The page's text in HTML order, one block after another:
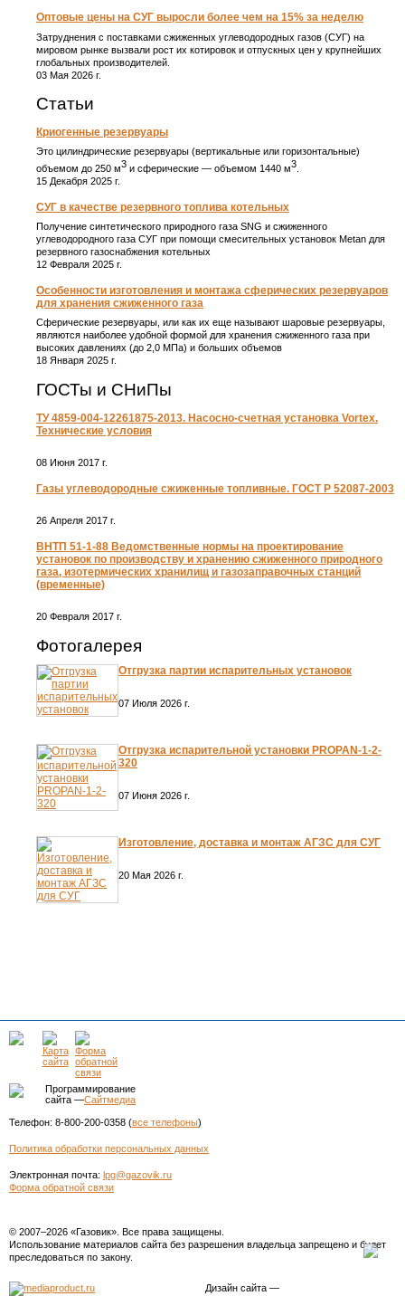
Оптовые цены на СУГ выросли более чем на 15% за неделю
Затруднения с поставками сжиженных углеводородных газов (СУГ) на
мировом рынке вызвали рост их котировок и отпускных цен у крупнейших
глобальных производителей.
03 Мая 2026 г.
Статьи
Криогенные резервуары
Это цилиндрические резервуары (вертикальные или горизонтальные)
объемом до 250 м3 и сферические ― объемом 1440 м3
15 Декабря 2025 г.
СУГ в качестве резервного топлива котельных
Получение синтетического природного газа SNG и сжиженного
углеводородного газа СУГ при помощи смесительных установок Metan для
резервного газоснабжения котельных
12 Февраля 2025 г.
Особенности изготовления и монтажа сферических резервуаров
для хранения сжиженного газа
Сферические резервуары, или как их еще называют шаровые резервуары,
являются наиболее удобной формой для хранения сжиженного газа при
высоких давлениях (до 2,0 МПа) и больших объемов
18 Января 2025 г.
ГОСТы и СНиПы
ТУ 4859-004-12261875-2013. Насосно-счетная установка Vortex.
Технические условия
08 Июня 2017 г.
Газы углеводородные сжиженные топливные. ГОСТ Р 52087-2003
26 Апреля 2017 г.
ВНТП 51-1-88 Ведомственные нормы на проектирование
установок по производству и хранению сжиженного природного
газа, изотермических хранилищ и газозаправочных станций
(временные)
20 Февраля 2017 г.
Фотогалерея
Отгрузка партии испарительных установок
07 Июля 2026 г.
Отгрузка испарительной установки PROPAN-1-2-
320
07 Июня 2026 г.
Изготовление, доставка и монтаж АГЗС для СУГ
20 Мая 2026 г.
Программирование
сайта —Сайтмедиа
Телефон: 8-800-200-0358 (все телефоны)
Политика обработки персональных данных
Электронная почта: lpg@gazovik.ru
Форма обратной связи
© 2007–2026 «Газовик». Все права защищены.
Использование материалов сайта без разрешения владельца запрещено и будет
преследоваться по закону.
Дизайн сайта—